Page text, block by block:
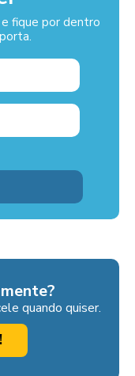
fique por dentro
quando quiser.